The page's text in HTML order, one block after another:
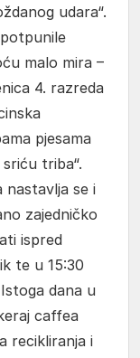
udara“.
malo mira –
4. razreda
pjesama
triba“.
nastavlja se i
zajedničko
ispred
te u 15:30
dana u
caffea
recikliranja i